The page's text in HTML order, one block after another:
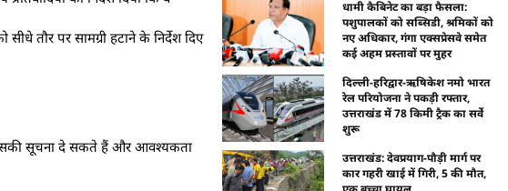
तौर पर सामग्री हटाने के निर्देश दिए
इसकी सूचना दे सकते हैं और आवश्यकता
धामी कैबिनेट का बड़ा फैसला:
पशुपालकों को सब्सिडी, श्रमिकों को
नए अधिकार, गंगा एक्सप्रेसवे समेत
कई अहम प्रस्तावों पर मुहर
दिल्ली-हरिद्वार-ऋषिकेश नमो भारत
रेल परियोजना ने पकड़ी रफ्तार,
उत्तराखंड में 78 किमी ट्रैक का सर्वे
शुरू
उत्तराखंड: देवप्रयाग-पौड़ी मार्ग पर
कार गहरी खाई में गिरी, 5 की मौत,